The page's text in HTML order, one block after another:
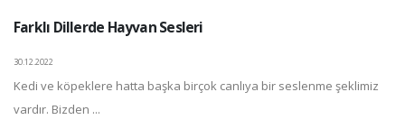
Farklı Dillerde Hayvan Sesleri
30.12.2022
Kedi ve köpeklere hatta başka birçok canlıya bir seslenme şeklimiz
vardır. Bizden ...